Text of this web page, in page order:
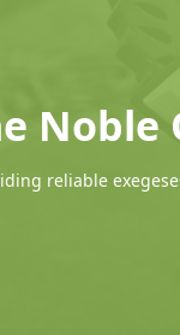
Noble
reliable